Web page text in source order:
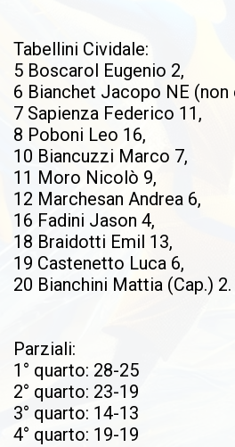
Tabellini Cividale:
5 Boscarol Eugenio 2,
6 Bianchet Jacopo NE (non
7 Sapienza Federico 11,
8 Poboni Leo 16,
10 Biancuzzi Marco 7,
11 Moro Nicolò 9,
12 Marchesan Andrea 6,
16 Fadini Jason 4,
18 Braidotti Emil 13,
19 Castenetto Luca 6,
20 Bianchini Mattia (Cap.) 2.
Parziali:
1° quarto: 28-25
2° quarto: 23-19
3° quarto: 14-13
4° quarto: 19-19